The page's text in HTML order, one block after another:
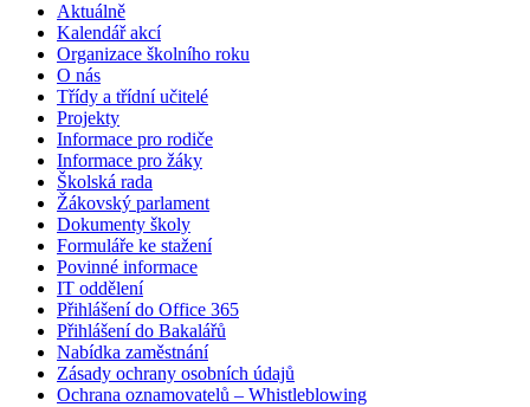
Aktuálně
Kalendář akcí
Organizace školního roku
O nás
Třídy a třídní učitelé
Projekty
Informace pro rodiče
Informace pro žáky
Školská rada
Žákovský parlament
Dokumenty školy
Formuláře ke stažení
Povinné informace
IT oddělení
Přihlášení do Office 365
Přihlášení do Bakalářů
Nabídka zaměstnání
Zásady ochrany osobních údajů
Ochrana oznamovatelů – Whistleblowing